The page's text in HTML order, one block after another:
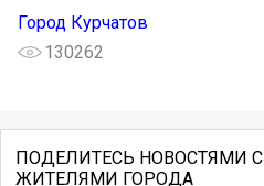
Город Курчатов
130262
ПОДЕЛИТЕСЬ НОВОСТЯМИ С
ЖИТЕЛЯМИ ГОРОДА